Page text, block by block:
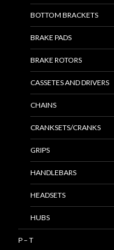
BOTTOM BRACKETS
BRAKE PADS
BRAKE ROTORS
CASSETES AND DRIVERS
CHAINS
CRANKSETS/CRANKS
GRIPS
HANDLEBARS
HEADSETS
HUBS
P – T